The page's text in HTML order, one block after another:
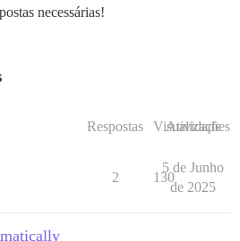
necessárias!
Respostas Visualizações
Atividade
2 130
5 de Junho
de 2025